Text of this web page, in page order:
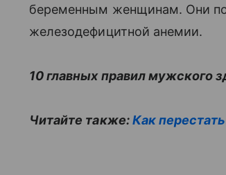
беременным женщинам. Они
железодефицитной анемии.
10 главных правил мужского
Читайте также:Как